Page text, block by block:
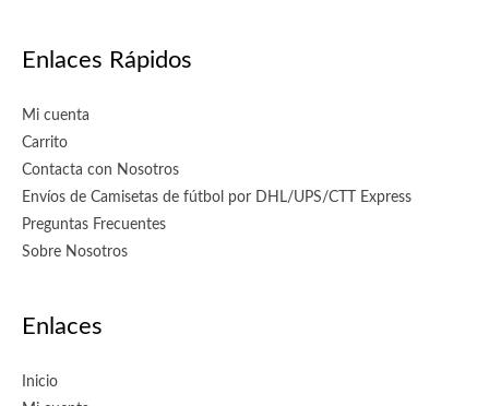
Enlaces Rápidos
Mi cuenta
Carrito
Contacta con Nosotros
Envíos de Camisetas de fútbol por DHL/UPS/CTT Express
Preguntas Frecuentes
Sobre Nosotros
Enlaces
Inicio